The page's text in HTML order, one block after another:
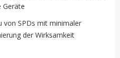
Geräte
von SPDs mit minimaler
der Wirksamkeit